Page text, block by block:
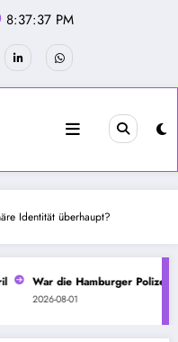
8:37:38 PM
Identität überhaupt?
War die Hamburger Polizei
2026-08-01